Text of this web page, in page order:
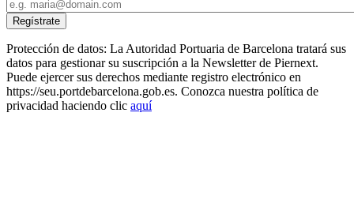
Protección de datos: La Autoridad Portuaria de Barcelona tratará sus
datos para gestionar su suscripción a la Newsletter de Piernext.
Puede ejercer sus derechos mediante registro electrónico en
https://seu.portdebarcelona.gob.es. Conozca nuestra política de
privacidad haciendo clic aquí